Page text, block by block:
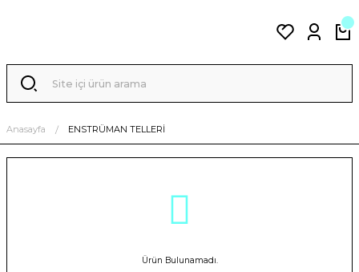
Anasayfa ENSTRÜMAN TELLERİ
Ürün Bulunamadı.